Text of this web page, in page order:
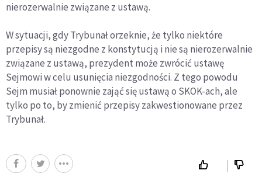
nierozerwalnie związane z ustawą.
W sytuacji, gdy Trybunał orzeknie, że tylko niektóre
przepisy są niezgodne z konstytucją i nie są nierozerwalnie
związane z ustawą, prezydent może zwrócić ustawę
Sejmowi w celu usunięcia niezgodności. Z tego powodu
Sejm musiał ponownie zająć się ustawą o SKOK-ach, ale
tylko po to, by zmienić przepisy zakwestionowane przez
Trybunał.